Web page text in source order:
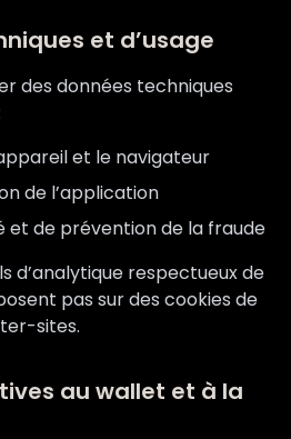
et d’usage
des données techniques
et le navigateur
de l’application
et de prévention de la fraude
d’analytique respectueux de
pas sur des cookies de
sites.
au wallet et à la